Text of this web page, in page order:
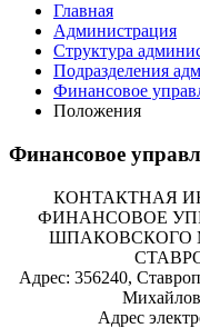
Главная
Администрация
Структура
Подразделения
Финансовое
Положения
Финансовое
КОНТАКТНАЯ
ФИНАНСОВОЕ
ШПАКОВСКОГО
Адрес: 356240,
Адрес